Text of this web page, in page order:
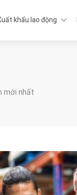
khẩu lao động
mới nhất